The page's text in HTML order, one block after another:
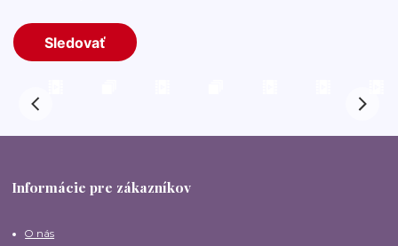
Informácie pre zákazníkov
O nás